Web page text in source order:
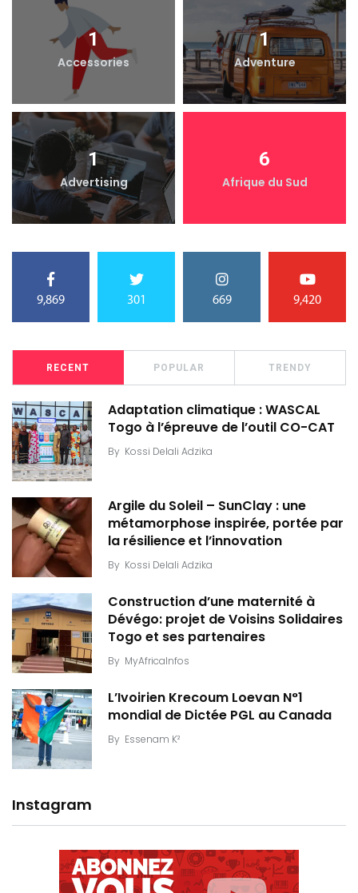
1
Accessories
1
Adventure
1
Advertising
6
Afrique du Sud
9,869 301 669 9,420
RECENT POPULAR TRENDY
Adaptation climatique : WASCAL
Togo à l’épreuve de l’outil CO-CAT
By Kossi Delali Adzika
Argile du Soleil – SunClay : une
métamorphose inspirée, portée par
la résilience et l’innovation
By Kossi Delali Adzika
Construction d’une maternité à
Dévégo: projet de Voisins Solidaires
Togo et ses partenaires
By MyAfricaInfos
L’Ivoirien Krecoum Loevan N°1
mondial de Dictée PGL au Canada
By Essenam K²
Instagram